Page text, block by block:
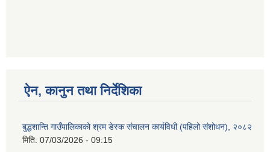
ऐन, कानुन तथा निर्देशिका
बुद्धशान्ति गाउँपालिकाको श्रम डेस्क संचालन कार्यविधी (पहिलो संशोधन), २०८२
मिति: 07/03/2026 - 09:15